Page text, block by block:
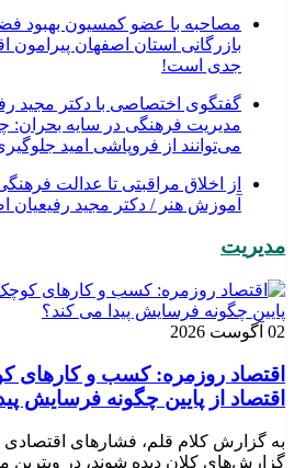
مصاحبه با عضو کمسیون بهبود
بازرگانی استان اصفهان پیرامون
جدی است!
گفتگوی اختصاصی با دکتر مجید
مدیریت فرهنگی در سایه بحران:
می‌توانند از فروپاشی امید
از اخلاق مراقبتی تا عدالت
آموزش هنر / دکتر مجید رفیعیان
مدیریت
02 آگوست 2026
اقتصاد روزمره: کسب‌ و کارهای
اقتصاد از پایین چگونه فرسایش
به گزارش کلام قلم، فشارهای اقتصادی
گزارش‌های کلان دیده شوند، در ویترین